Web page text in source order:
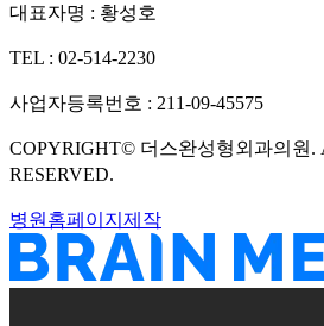
대표자명 : 황성호
TEL : 02-514-2230
사업자등록번호 : 211-09-45575
COPYRIGHT© 더스완성형외과의원 .
RESERVED.
병원홈페이지제작